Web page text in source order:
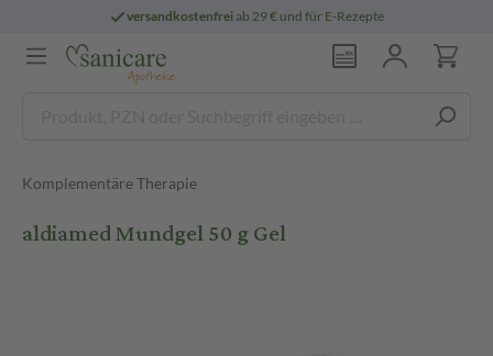
versandkostenfreiab 29 € und für E-Rezepte
Komplementäre Therapie
aldiamed Mundgel 50 g Gel